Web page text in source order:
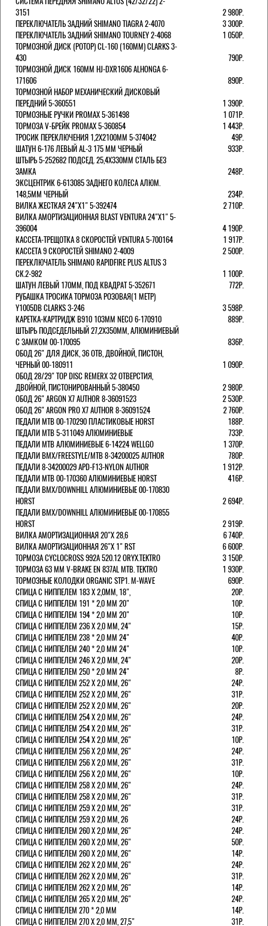
3151
2 980Р.
ПЕРЕКЛЮЧАТЕЛЬ ЗАДНИЙ SHIMANO TIAGRA 2-4070
3 300Р.
ПЕРЕКЛЮЧАТЕЛЬ ЗАДНИЙ SHIMANO TOURNEY 2-4068
1 050Р.
ТОРМОЗНОЙ ДИСК (РОТОР) CL-160 (160ММ) CLARKS 3-
430
790Р.
ТОРМОЗНОЙ ДИСК 160ММ HJ-DXR1606 ALHONGA 6-
171606
890Р.
ТОРМОЗНОЙ НАБОР МЕХАНИЧЕСКИЙ ДИСКОВЫЙ
ПЕРЕДНИЙ 5-360551
1 390Р.
ТОРМОЗНЫЕ РУЧКИ PROMAX 5-361498
1 071Р.
ТОРМОЗА V-БРЕЙК PROMAX 5-360854
1 443Р.
ТРОСИК ПЕРЕКЛЮЧЕНИЯ 1,2Х2100ММ 5-374042
49Р.
ШАТУН 6-176 ЛЕВЫЙ AL-3 175 ММ ЧЕРНЫЙ
933Р.
ШТЫРЬ 5-252682 ПОДСЕД. 25,4Х330ММ СТАЛЬ БЕЗ
ЗАМКА
248Р.
ЭКСЦЕНТРИК 6-613085 ЗАДНЕГО КОЛЕСА АЛЮМ.
148,5ММ ЧЕРНЫЙ
234Р.
ВИЛКА ЖЕСТКАЯ 24"Х1" 5-392474
2 710Р.
ВИЛКА АМОРТИЗАЦИОННАЯ BLAST VENTURA 24"Х1" 5-
396004
4 190Р.
КАССЕТА-ТРЕЩОТКА 8 СКОРОСТЕЙ VENTURA 5-700164
1 917Р.
КАССЕТА 9 СКОРОСТЕЙ SHIMANO 2-4009
2 500Р.
ПЕРЕКЛЮЧАТЕЛЬ SHIMANO RAPIDFIRE PLUS ALTUS 3
СК.2-982
1 100Р.
ШАТУН ЛЕВЫЙ 170ММ, ПОД КВАДРАТ 5-352671
772Р.
РУБАШКА ТРОСИКА ТОРМОЗА РОЗОВАЯ(1 МЕТР)
Y1005DB CLARKS 3-246
3 598Р.
КАРЕТКА-КАРТРИДЖ B910 103ММ NECO 6-170910
889Р.
ШТЫРЬ ПОДСЕДЕЛЬНЫЙ 27,2Х350ММ, АЛЮМИНИЕВЫЙ
С ЗАМКОМ 00-170095
836Р.
ОБОД 26" ДЛЯ ДИСК, 36 ОТВ, ДВОЙНОЙ, ПИСТОН,
ЧЕРНЫЙ 00-180911
1 090Р.
ОБОД 28/29" TOP DISC REMERX 32 ОТВЕРСТИЯ,
ДВОЙНОЙ, ПИСТОНИРОВАННЫЙ 5-380450
2 980Р.
ОБОД 26" ARGON X7 AUTHOR 8-36091523
2 530Р.
ОБОД 26" ARGON PRO X7 AUTHOR 8-36091524
2 760Р.
ПЕДАЛИ МТВ 00-170290 ПЛАСТИКОВЫЕ HORST
188Р.
ПЕДАЛИ MTB 5-311049 АЛЮМИНИЕВЫЕ
733Р.
ПЕДАЛИ MTB АЛЮМИНИЕВЫЕ 6-14224 WELLGO
1 370Р.
ПЕДАЛИ BMX/FREESTYLE/MTB 8-34200025 AUTHOR
780Р.
ПЕДАЛИ 8-34200029 APD-F13-NYLON AUTHOR
1 912Р.
ПЕДАЛИ МТВ 00-170360 АЛЮМИНИЕВЫЕ HORST
416Р.
ПЕДАЛИ BMX/DOWNHILL АЛЮМИНИЕВЫЕ 00-170830
HORST
2 694Р.
ПЕДАЛИ BMX/DOWNHILL АЛЮМИНИЕВЫЕ 00-170855
HORST
2 919Р.
ВИЛКА АМОРТИЗАЦИОННАЯ 20"Х 28,6
6 740Р.
ВИЛКА АМОРТИЗАЦИОННАЯ 26"Х 1" RST
6 600Р.
ТОРМОЗА CYCLOCROSS 992А 520.12 ORYX.TEKTRO
3 150Р.
ТОРМОЗА 63 ММ V-BRAKE EN 837AL MTB. TEKTRO
1 930Р.
ТОРМОЗНЫЕ КОЛОДКИ ORGANIC STP1. M-WAVE
690Р.
СПИЦА С НИППЕЛЕМ 183 Х 2,0ММ, 18",
20Р.
СПИЦА С НИППЕЛЕМ 191 * 2,0 ММ 20"
10Р.
СПИЦА С НИППЕЛЕМ 194 * 2,0 ММ 20"
10Р.
СПИЦА С НИППЕЛЕМ 236 Х 2,0 ММ, 24"
15Р.
СПИЦА С НИППЕЛЕМ 238 * 2,0 ММ 24"
40Р.
СПИЦА С НИППЕЛЕМ 240 * 2,0 ММ 24"
10Р.
СПИЦА С НИППЕЛЕМ 246 Х 2,0 ММ, 24"
20Р.
СПИЦА С НИППЕЛЕМ 250 * 2,0 ММ 24"
8Р.
СПИЦА С НИППЕЛЕМ 252 Х 2,0 ММ, 26"
24Р.
СПИЦА С НИППЕЛЕМ 252 Х 2,0 ММ, 26"
31Р.
СПИЦА С НИППЕЛЕМ 252 Х 2,0 ММ, 26"
20Р.
СПИЦА С НИППЕЛЕМ 254 Х 2,0 ММ, 26"
24Р.
СПИЦА С НИППЕЛЕМ 254 Х 2,0 ММ, 26"
31Р.
СПИЦА С НИППЕЛЕМ 254 Х 2,0 ММ, 26"
10Р.
СПИЦА С НИППЕЛЕМ 256 Х 2,0 ММ, 26"
24Р.
СПИЦА С НИППЕЛЕМ 256 Х 2,0 ММ, 26"
31Р.
СПИЦА С НИППЕЛЕМ 256 Х 2,0 ММ, 26"
10Р.
СПИЦА С НИППЕЛЕМ 258 Х 2,0 ММ, 26"
24Р.
СПИЦА С НИППЕЛЕМ 258 Х 2,0 ММ, 26"
31Р.
СПИЦА С НИППЕЛЕМ 259 Х 2,0 ММ, 26"
31Р.
СПИЦА С НИППЕЛЕМ 259 Х 2,0 ММ, 26
24Р.
СПИЦА С НИППЕЛЕМ 260 Х 2,0 ММ, 26"
24Р.
СПИЦА С НИППЕЛЕМ 260 Х 2,0 ММ, 26"
50Р.
СПИЦА С НИППЕЛЕМ 260 Х 2,0 ММ, 26"
14Р.
СПИЦА С НИППЕЛЕМ 262 Х 2,0 ММ, 26"
24Р.
СПИЦА С НИППЕЛЕМ 262 Х 2,0 ММ, 26"
31Р.
СПИЦА С НИППЕЛЕМ 262 Х 2,0 ММ, 26"
14Р.
СПИЦА С НИППЕЛЕМ 265 Х 2,0 ММ, 26"
24Р.
СПИЦА С НИППЕЛЕМ 270 * 2,0 ММ
14Р.
СПИЦА С НИППЕЛЕМ 270 Х 2,0 ММ, 27,5"
31Р.